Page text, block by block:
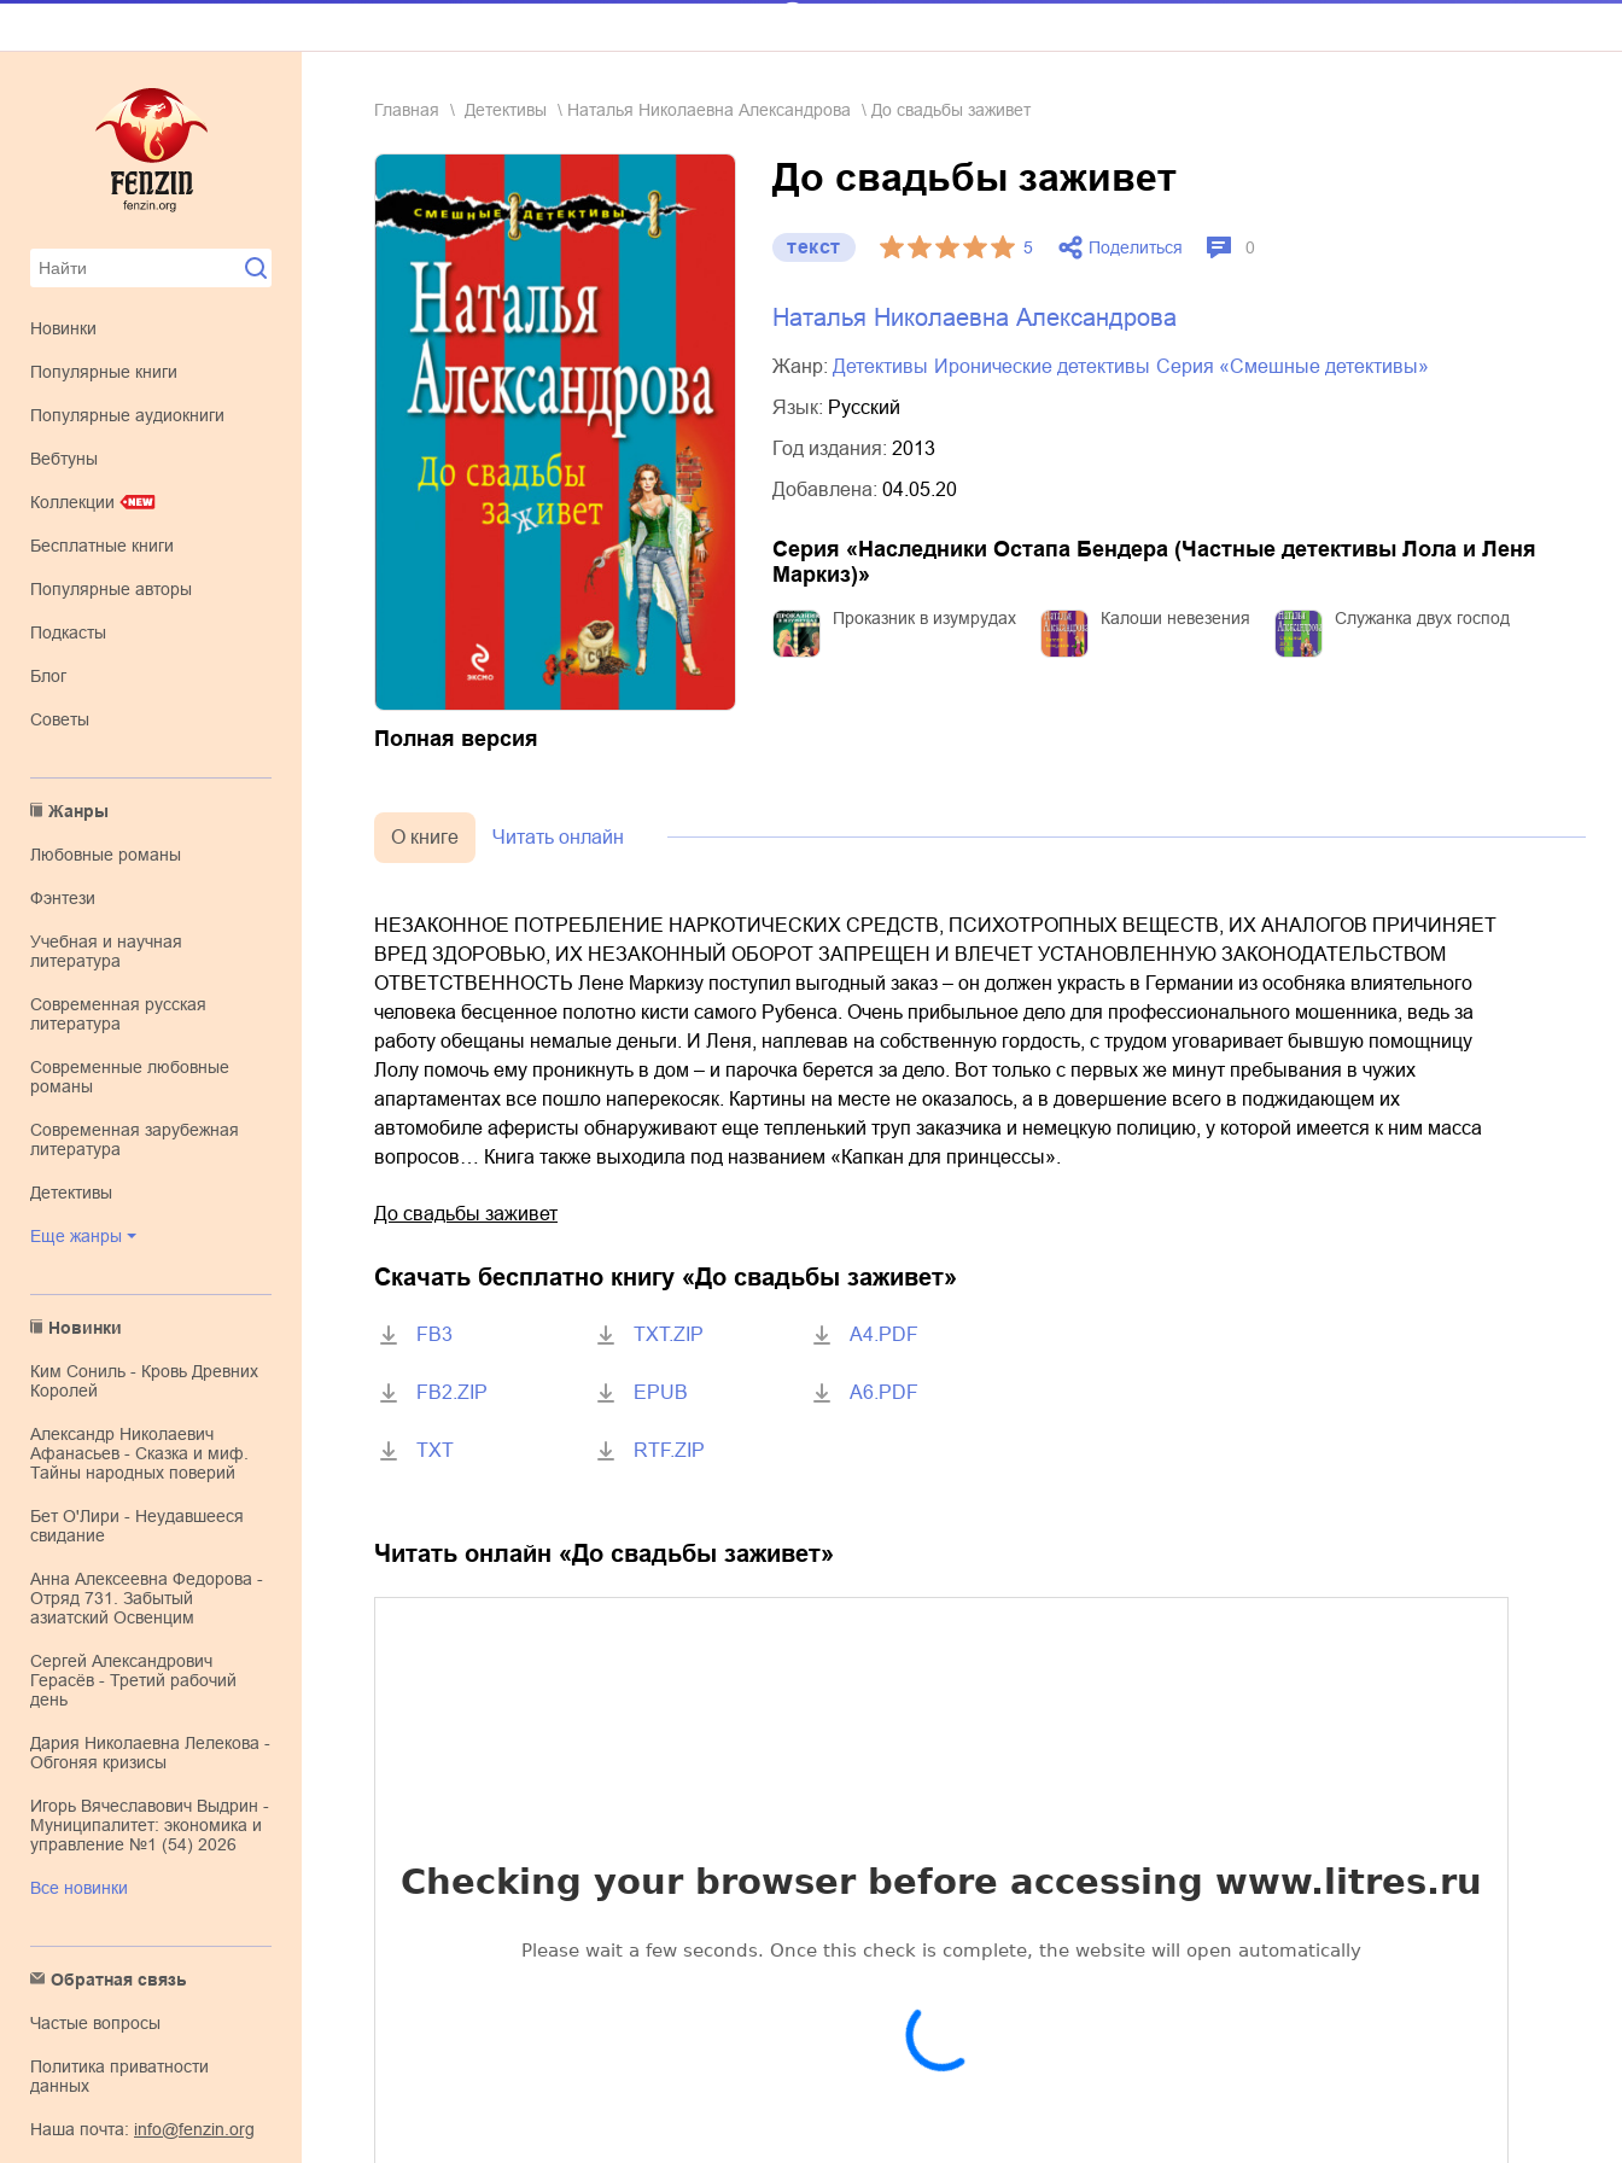
Новинки
Популярные книги
Популярные аудиокниги
Вебтуны
Коллекции
Бесплатные книги
Популярные авторы
Подкасты
Блог
Советы
Жанры
любовные романы
фэнтези
учебная и научная
литература
современная русская
литература
современные любовные
романы
современная зарубежная
литература
детективы
Еще жанры
Новинки
Ким Сониль - Кровь Древних
Королей
Александр Николаевич
Афанасьев - Сказка и миф.
Тайны народных поверий
Бет О'Лири - Неудавшееся
свидание
Анна Алексеевна Федорова -
Отряд 731. Забытый
азиатский Освенцим
Сергей Александрович
Герасёв - Третий рабочий
день
Дария Николаевна Лелекова -
Обгоняя кризисы
Игорь Вячеславович Выдрин -
Муниципалитет: экономика и
управление №1 (54) 2026
Все новинки
Обратная связь
Частые вопросы
Политика приватности
данных
Наша почта: info@fenzin.org
Главная детективы Наталья Николаевна Александрова До свадьбы заживет
Полная версия
До свадьбы заживет
текст 5 Поделиться 0
Наталья Николаевна Александрова
Жанр: детективы иронические детективы
серия «Смешные детективы»
Язык: Русский
Год издания: 2013
Добавлена: 04.05.20
Серия « Наследники Остапа Бендера (Частные детективы Лола и Леня
Маркиз)»
Проказник в изумрудах Калоши невезения Служанка двух господ
О книге Читать онлайн
НЕЗАКОННОЕ ПОТРЕБЛЕНИЕ НАРКОТИЧЕСКИХ СРЕДСТВ, ПСИХОТРОПНЫХ ВЕЩЕСТВ, ИХ АНАЛОГОВ ПРИЧИНЯЕТ
ВРЕД ЗДОРОВЬЮ, ИХ НЕЗАКОННЫЙ ОБОРОТ ЗАПРЕЩЕН И ВЛЕЧЕТ УСТАНОВЛЕННУЮ ЗАКОНОДАТЕЛЬСТВОМ
ОТВЕТСТВЕННОСТЬ Лене Маркизу поступил выгодный заказ – он должен украсть в Германии из особняка влиятельного
человека бесценное полотно кисти самого Рубенса. Очень прибыльное дело для профессионального мошенника, ведь за
работу обещаны немалые деньги. И Леня, наплевав на собственную гордость, с трудом уговаривает бывшую помощницу
Лолу помочь ему проникнуть в дом – и парочка берется за дело. Вот только с первых же минут пребывания в чужих
апартаментах все пошло наперекосяк. Картины на месте не оказалось, а в довершение всего в поджидающем их
автомобиле аферисты обнаруживают еще тепленький труп заказчика и немецкую полицию, у которой имеется к ним масса
вопросов… Книга также выходила под названием «Капкан для принцессы».
До свадьбы заживет
Скачать бесплатно книгу «До свадьбы заживет»
FB3
FB2.ZIP
TXT
TXT.ZIP
EPUB
RTF.ZIP
A4.PDF
A6.PDF
Читать онлайн «До свадьбы заживет»